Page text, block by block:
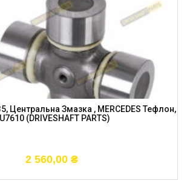
Центральна Змазка , MERCEDES Тефлон,
(DRIVESHAFT PARTS)
2 560,00 ₴